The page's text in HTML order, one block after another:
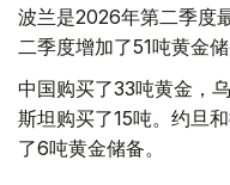
波兰是2026年第二季度
二季度增加了51吨黄金储
中国购买了33吨黄金，
斯坦购买了15吨。约旦
了6吨黄金储备。